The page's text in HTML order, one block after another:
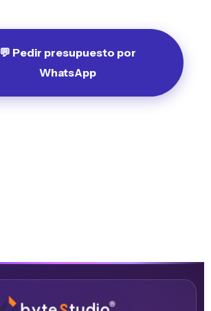
💬 Pedir presupuesto por
WhatsApp